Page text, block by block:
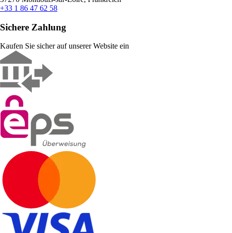
+33 1 86 47 62 58
Sichere Zahlung
Kaufen Sie sicher auf unserer Website ein